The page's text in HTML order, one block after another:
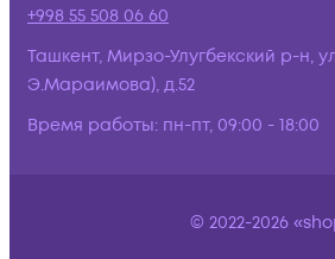
+998 55 508 06 60
Ташкент, Мирзо-Улугбекский р-н,
Э.Мараимова), д.52
Время работы: пн-пт, 09:00 - 18:00
© 2022-2026